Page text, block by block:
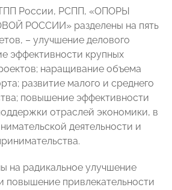
России, РСПП, «ОПОРЫ
РОССИИ» разделены на пять
– улучшение делового
эффективности крупных
наращивание объема
развитие малого и среднего
повышение эффективности
отраслей экономики, в
деятельности и
на радикальное улучшение
повышение привлекательности